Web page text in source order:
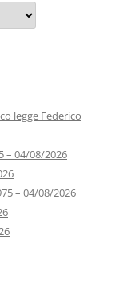
legge Federico
– 04/08/2026
– 04/08/2026